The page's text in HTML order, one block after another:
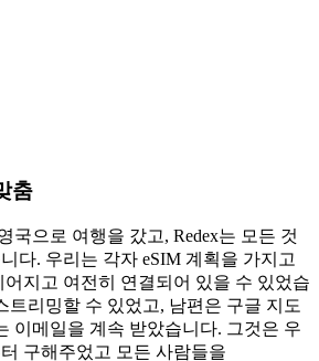
춤
국으로 여행을 갔고, Redex는 모든 것
다. 우리는 각자 eSIM 계획을 가지고
지고 여전히 연결되어 있을 수 있었습
트리밍할 수 있었고, 남편은 구글 지도
이메일을 계속 받았습니다. 그것은 우
구해주었고 모든 사람들을